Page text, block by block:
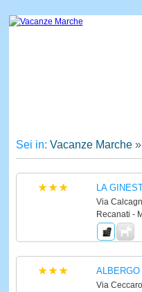
Sei in: Vacanze Marche»
LA
Via
Recanati -
Via